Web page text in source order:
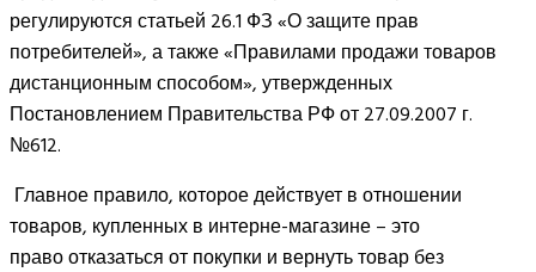
регулируются статьей 26.1 ФЗ «О защите прав
потребителей», а также «Правилами продажи товаров
дистанционным способом», утвержденных
Постановлением Правительства РФ от 27.09.2007 г.
№612.
Главное правило, которое действует в отношении
товаров, купленных в интерне-магазине – это
право отказаться от покупки и вернуть товар без